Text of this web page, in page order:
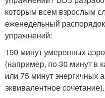
которым всем взрослым
еженедельный
упражнений:
150 минут умеренных
(например, по 30 минут в
или 75 минут энергичных
эквивалентное сочетание).